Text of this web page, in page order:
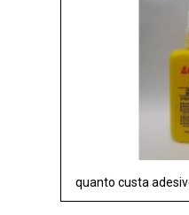
quanto custa